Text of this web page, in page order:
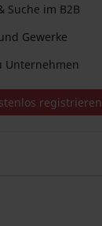
Suche im B2B
Gewerke
Unternehmen
registrieren